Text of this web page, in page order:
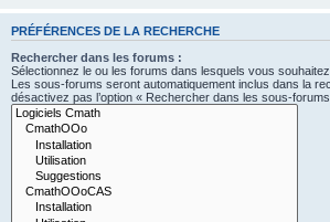
PRÉFÉRENCES DE LA RECHERCHE
Rechercher dans les forums :
Sélectionnez le ou les forums dans lesquels vous
Les sous-forums seront automatiquement inclus dans la
désactivez pas l’option « Rechercher dans les sous-